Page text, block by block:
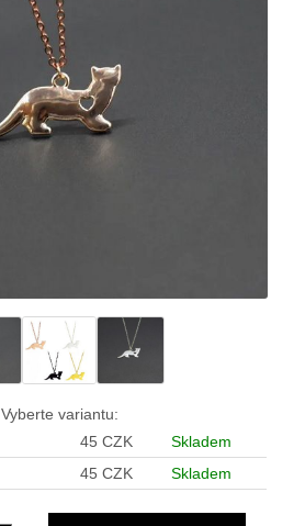
Vyberte variantu:
45 CZK
Skladem
45 CZK Skladem